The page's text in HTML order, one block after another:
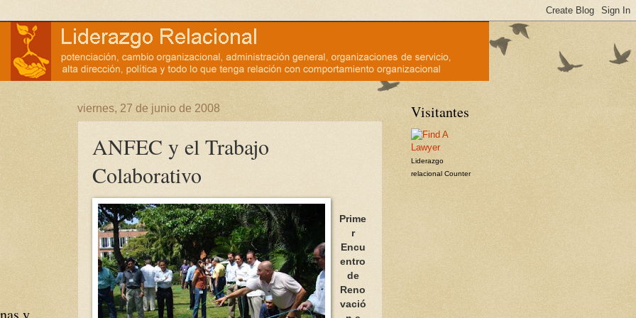
viernes, 27 de junio de 2008
ANFEC y el Trabajo
Colaborativo
Prime
r
Encu
entro
de
Reno
vació
y
Visitantes
Liderazgo
relacional Counter